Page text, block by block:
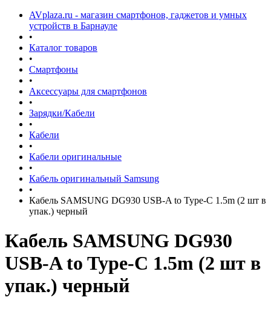
AVplaza.ru - магазин смартфонов, гаджетов и умных
устройств в Барнауле
•
Каталог товаров
•
Смартфоны
•
Аксессуары для смартфонов
•
Зарядки/Кабели
•
Кабели
•
Кабели оригинальные
•
Кабель оригинальный Samsung
•
Кабель SAMSUNG DG930 USB-A to Type-C 1.5m (2 шт в
упак.) черный
Кабель SAMSUNG DG930
USB-A to Type-C 1.5m (2 шт в
упак.) черный